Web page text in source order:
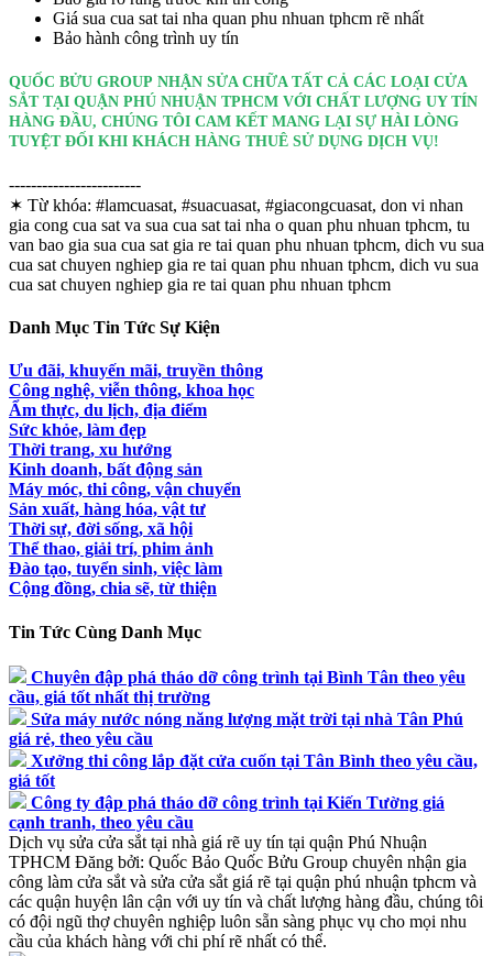
Giá sua cua sat tai nha quan phu nhuan tphcm rẽ nhất
Bảo hành công trình uy tín
QUỐC BỬU GROUP NHẬN SỬA CHỮA TẤT CẢ CÁC LOẠI CỬA
SẮT TẠI QUẬN PHÚ NHUẬN TPHCM VỚI CHẤT LƯỢNG UY TÍN
HÀNG ĐẦU, CHÚNG TÔI CAM KẾT MANG LẠI SỰ HÀI LÒNG
TUYỆT ĐỐI KHI KHÁCH HÀNG THUÊ SỬ DỤNG DỊCH VỤ!
------------------------
✶ Từ khóa: #lamcuasat, #suacuasat, #giacongcuasat, don vi nhan
gia cong cua sat va sua cua sat tai nha o quan phu nhuan tphcm, tu
van bao gia sua cua sat gia re tai quan phu nhuan tphcm, dich vu sua
cua sat chuyen nghiep gia re tai quan phu nhuan tphcm, dich vu sua
cua sat chuyen nghiep gia re tai quan phu nhuan tphcm
Danh Mục Tin Tức Sự Kiện
Ưu đãi, khuyến mãi, truyền thông
Công nghệ, viễn thông, khoa học
Ẩm thực, du lịch, địa điểm
Sức khỏe, làm đẹp
Thời trang, xu hướng
Kinh doanh, bất động sản
Máy móc, thi công, vận chuyển
Sản xuất, hàng hóa, vật tư
Thời sự, đời sống, xã hội
Thể thao, giải trí, phim ảnh
Đào tạo, tuyển sinh, việc làm
Cộng đồng, chia sẽ, từ thiện
Tin Tức Cùng Danh Mục
Chuyên đập phá tháo dỡ công trình tại Bình Tân theo yêu
cầu, giá tốt nhất thị trường
Sửa máy nước nóng năng lượng mặt trời tại nhà Tân Phú
giá rẻ, theo yêu cầu
Xưởng thi công lắp đặt cửa cuốn tại Tân Bình theo yêu cầu,
giá tốt
Công ty đập phá tháo dỡ công trình tại Kiến Tường giá
cạnh tranh, theo yêu cầu
Dịch vụ sửa cửa sắt tại nhà giá rẽ uy tín tại quận Phú Nhuận
TPHCM Đăng bởi: Quốc Bảo Quốc Bửu Group chuyên nhận gia
công làm cửa sắt và sửa cửa sắt giá rẽ tại quận phú nhuận tphcm và
các quận huyện lân cận với uy tín và chất lượng hàng đầu, chúng tôi
có đội ngũ thợ chuyên nghiệp luôn sẵn sàng phục vụ cho mọi nhu
cầu của khách hàng với chi phí rẽ nhất có thể.